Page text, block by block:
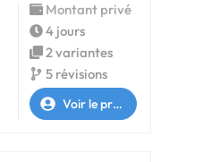
Montant privé
4 jours
2 variantes
5 révisions
Voir le profil